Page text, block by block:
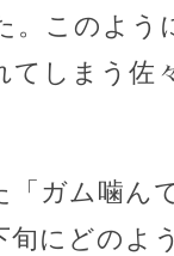
。このよう
てしまう佐
ガム噛ん
にどのよ